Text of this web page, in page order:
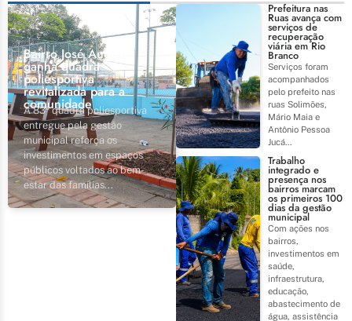
Bairro José Augusto
ganha quadra
poliesportiva
revitalizada para a
comunidade
A 83ª quadra poliesportiva
entregue pela gestão
municipal reforça os
investimentos em espaços
públicos voltados ao bem-
estar das famílias...
Prefeitura nas
Ruas avança com
serviços de
recuperação
viária em Rio
Branco
Serviços foram
acompanhados
pelo prefeito nas
ruas Solimões,
Mário Maia e
Antônio Pessoa
Jucá...
Trabalho
integrado e
presença nos
bairros marcam
os primeiros 100
dias da gestão
municipal
Com ações nos
bairros,
investimentos em
saúde,
infraestrutura,
educação,
abastecimento de
água, assistência